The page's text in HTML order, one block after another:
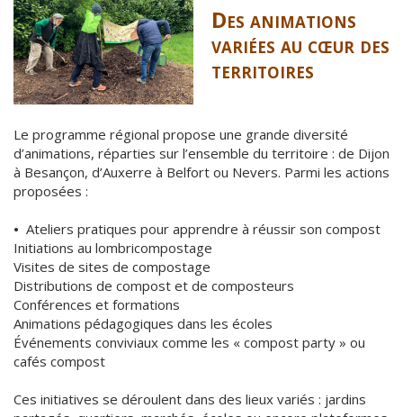
Des animations
variées au cœur des
territoires
Le programme régional propose une grande diversité
d’animations, réparties sur l’ensemble du territoire : de Dijon
à Besançon, d’Auxerre à Belfort ou Nevers. Parmi les actions
proposées :
• Ateliers pratiques pour apprendre à réussir son compost
Initiations au lombricompostage
Visites de sites de compostage
Distributions de compost et de composteurs
Conférences et formations
Animations pédagogiques dans les écoles
Événements conviviaux comme les « compost party » ou
cafés compost
Ces initiatives se déroulent dans des lieux variés : jardins